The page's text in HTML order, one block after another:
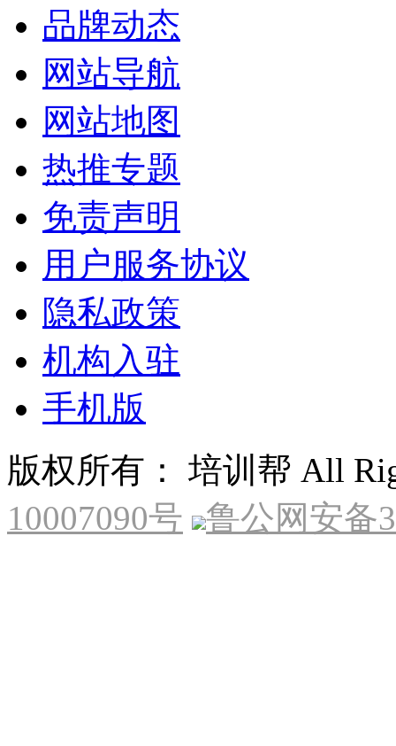
品牌动态
网站导航
网站地图
热推专题
免责声明
用户服务协议
隐私政策
机构入驻
手机版
版权所有： 培训帮 All
10007090号
鲁公网安备